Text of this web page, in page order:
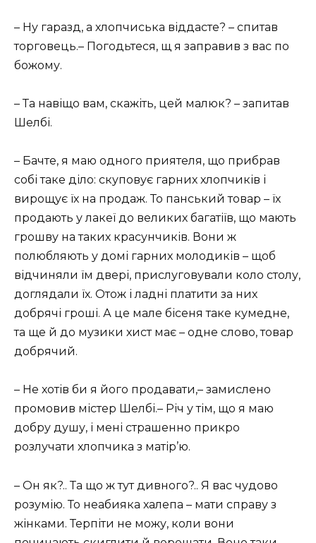
– Ну гаразд, а хлопчиська віддасте? – спитав
торговець.– Погодьтеся, щ я заправив з вас по
божому.
– Та навіщо вам, скажіть, цей малюк? – запитав
Шелбі.
– Бачте, я маю одного приятеля, що прибрав
собі таке діло: скуповує гарних хлопчиків і
вирощує їх на продаж. То панський товар – їх
продають у лакеї до великих багатіїв, що мають
грошву на таких красунчиків. Вони ж
полюбляють у домі гарних молодиків – щоб
відчиняли їм двері, прислуговували коло столу,
доглядали їх. Отож і ладні платити за них
добрячі гроші. А це мале бісеня таке кумедне,
та ще й до музики хист має – одне слово, товар
добрячий.
– Не хотів би я його продавати,– замислено
промовив містер Шелбі.– Річ у тім, що я маю
добру душу, і мені страшенно прикро
розлучати хлопчика з матір’ю.
– Он як?.. Та що ж тут дивного?.. Я вас чудово
розумію. То неабияка халепа – мати справу з
жінками. Терпіти не можу, коли вони